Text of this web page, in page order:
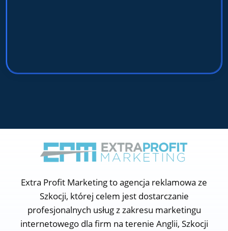
Extra Profit Marketing to agencja reklamowa ze
Szkocji, której celem jest dostarczanie
profesjonalnych usług z zakresu marketingu
internetowego dla firm na terenie Anglii, Szkocji